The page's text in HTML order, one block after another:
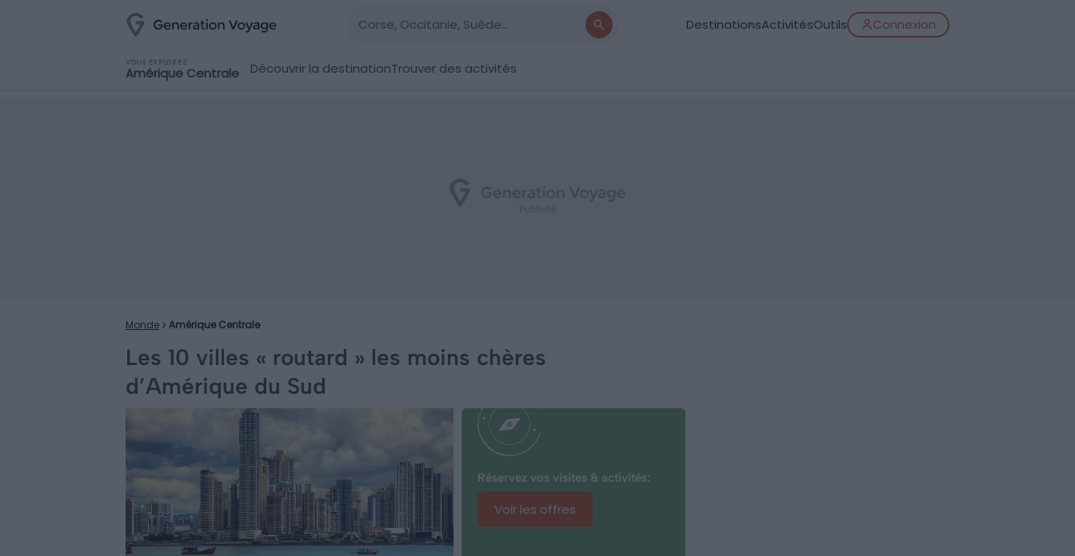
DestinationsActivitésOutils Connexion
VOUS EXPLOREZ
Amérique Centrale Découvrir la destinationTrouver des activités
Monde Amérique Centrale
Les 10 villes « routard » les moins chères
d’Amérique du Sud
Réservez vos visites & activités:
Voir les offres